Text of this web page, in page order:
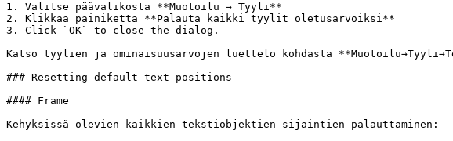
1. Valitse päävalikosta **Muotoilu → Tyyli**
2. Klikkaa painiketta **Palauta kaikki tyylit oletusarvoiksi**
3. Click `OK` to close the dialog.
Katso tyylien ja ominaisuusarvojen luettelo kohdasta
### Resetting default text positions
#### Frame
Kehyksissä olevien kaikkien tekstiobjektien sijaintien palauttaminen: